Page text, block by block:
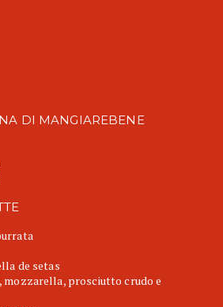
DI MANGIAREBENE
de setas
mozzarella, prosciutto crudo e